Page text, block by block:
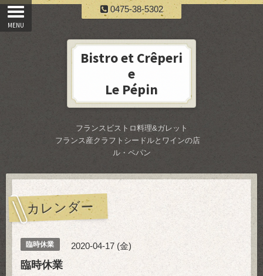
0475-38-5302
Bistro et Crêperi
e
Le Pépin
フランスビストロ料理&ガレット
フランス産クラフトシードルとワインの店
ル・ペパン
カレンダー
臨時休業 2020-04-17 (金)
臨時休業